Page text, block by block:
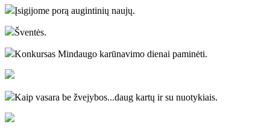
Įsigijome porą augintinių naujų.
Šventės.
Konkursas Mindaugo karūnavimo dienai paminėti.
Kaip vasara be žvejybos...daug kartų ir su nuotykiais.